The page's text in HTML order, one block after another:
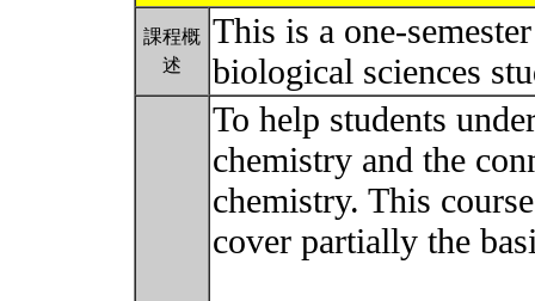
課程概
述
This is a one-
biological sciences
To help students
chemistry and the
chemistry. This
cover partially the